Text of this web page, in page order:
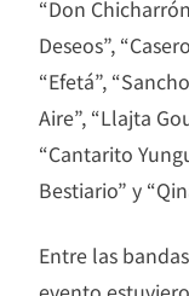
“Don
Deseos”,
“Efetá”,
Aire”, “Llajta
“Cantarito
Bestiario” y
Entre las